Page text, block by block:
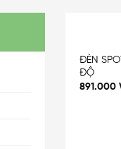
ĐÈN
ĐỘ
891.000